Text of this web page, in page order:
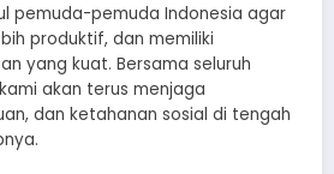
pemuda-pemuda Indonesia agar
produktif, dan memiliki
yang kuat. Bersama seluruh
akan terus menjaga
dan ketahanan sosial di tengah